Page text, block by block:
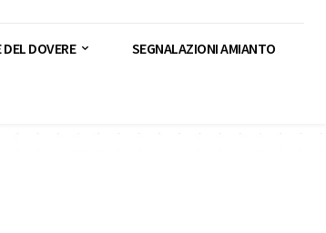
DOVERE SEGNALAZIONI AMIANTO